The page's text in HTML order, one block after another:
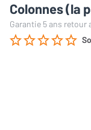
Colonnes (la
Garantie 5 ans retour